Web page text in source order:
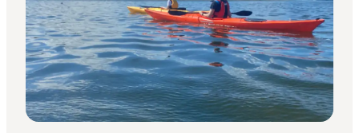
Guides
Det sker
For børn